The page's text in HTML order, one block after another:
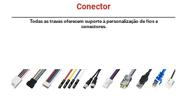
Conector
Todas as travas oferecem suporte à personalização de fios e
conectores.